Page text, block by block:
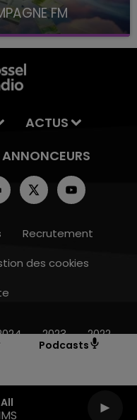
Podcasts
FM
à 8H10
ACTUS
ANNONCEURS
Recrutement
des cookies
2023 2022